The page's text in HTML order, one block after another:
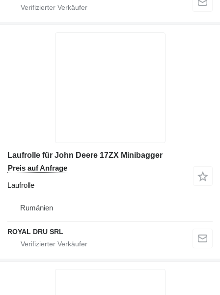
Laufrolle für John Deere 17ZX Minibagger
Preis auf Anfrage
Laufrolle
Rumänien
ROYAL DRU SRL